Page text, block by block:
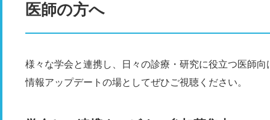
医師の方へ
様々な学会と連携し、日々の診療・研究に役立つ医師
情報アップデートの場としてぜひご視聴ください。